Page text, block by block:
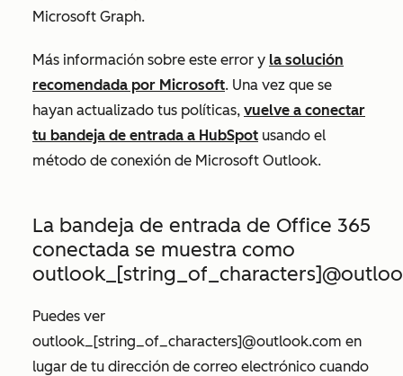
Microsoft Graph.
Más información sobre este error y la solución
recomendada por Microsoft. Una vez que se
hayan actualizado tus políticas, vuelve a conectar
tu bandeja de entrada a HubSpot usando el
método de conexión de Microsoft Outlook.
La bandeja de entrada de Office 365
conectada se muestra como
Puedes ver
outlook_[string_of_characters]@outlook.com en
lugar de tu dirección de correo electrónico cuando